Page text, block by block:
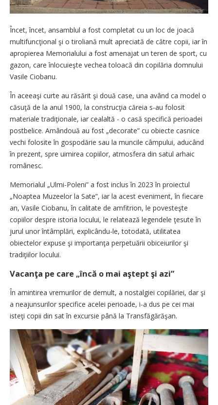
Încet, încet, ansamblul a fost completat cu un loc de joacă
multifuncţional şi o tiroliană mult apreciată de către copii, iar în
apropierea Memorialului a fost amenajat un teren de sport, cu
gazon, care înlocuieşte vechea toloacă din copilăria domnului
Vasile Ciobanu.
În aceeaşi curte au răsărit şi două case, una având ca model o
căsuţă de la anul 1900, la construcţia căreia s-au folosit
materiale tradiţionale, iar cealaltă - o casă specifică perioadei
postbelice. Amândouă au fost „decorate” cu obiecte casnice
vechi folosite în gospodărie sau la muncile câmpului, aducând
în prezent, spre uimirea copiilor, atmosfera din satul arhaic
românesc.
Memorialul „Ulmi-Poleni” a fost inclus în 2023 în proiectul
„Noaptea Muzeelor la Sate”, iar la acest eveniment, în fiecare
an, Vasile Ciobanu, în calitate de amfitrion, le povesteşte
copiilor despre istoria locului, le relatează legendele ţesute în
jurul unor întâmplări, explicându-le, totodată, utilitatea
obiectelor expuse şi importanţa perpetuării obiceiurilor şi
tradiţiilor locului.
Vacanţa pe care „încă o mai aştept şi azi”
În amintirea vremurilor de demult, a nostalgiei copilăriei, dar şi
a neajunsurilor specifice acelei perioade, i-a dus pe cei mai
isteţi copii din sat în excursie până la Transfăgărăşan.